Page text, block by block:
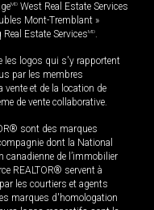
MD West Real Estate Services
Mont-Tremblant »
Estate ServicesMD.
les logos qui s'y rapportent
par les membres
vente et de la location de
de vente collaborative.
sont des marques
dont la National
de l’immobilier
REALTOR® servent à
les courtiers et agents
marques d'homologation